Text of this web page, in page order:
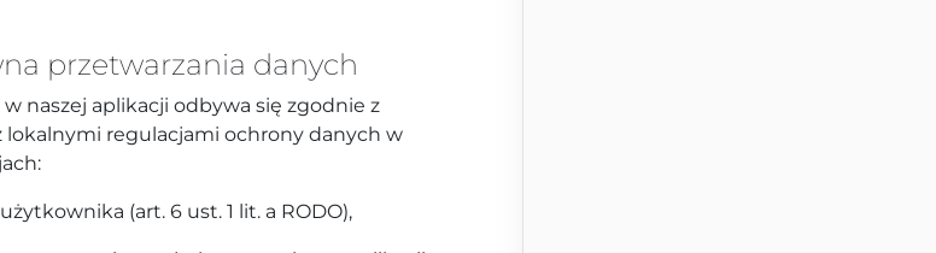
przetwarzania danych
naszej aplikacji odbywa się zgodnie z
lokalnymi regulacjami ochrony danych w
(art. 6 ust. 1 lit. a RODO),